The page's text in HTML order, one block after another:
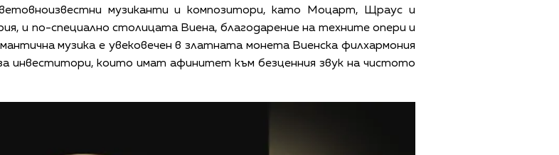
музиканти и композитори, като Моцарт, Щраус и
и по-специално столицата Виена, благодарение на техните опери и
музика е увековечен в златната монета Виенска филхармония
инвеститори, които имат афинитет към безценния звук на чистото